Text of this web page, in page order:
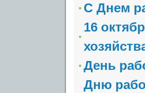
С Днем
16
День
Дню